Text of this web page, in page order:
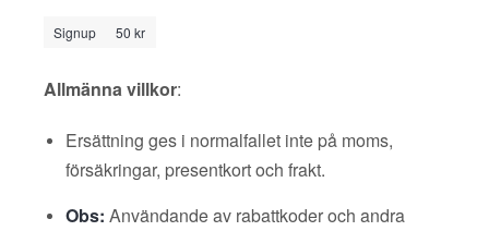
Signup 50 kr
Allmänna villkor:
Ersättning ges i normalfallet inte på moms,
försäkringar, presentkort och frakt.
Obs: Användande av rabattkoder och andra